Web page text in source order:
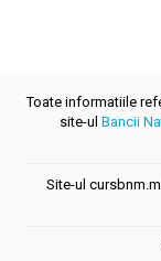
Toate informatiile
site-ul Bancii
Site-ul